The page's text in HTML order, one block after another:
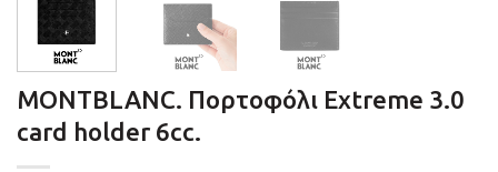
MONTBLANC. Πορτοφόλι Extreme 3.0
card holder 6cc.